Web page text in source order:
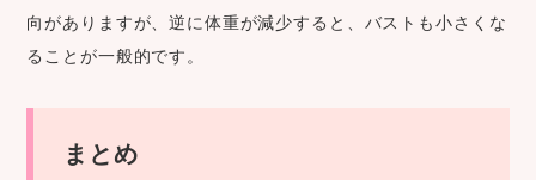
向がありますが、逆に体重が減少すると、バストも小さくな
ることが一般的です。
まとめ